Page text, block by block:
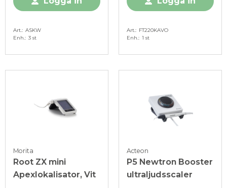
Art. ASKW
Enh. 3 st
Art.
FT220KAVO
Enh. 1 st
Morita
Root ZX mini
Apexlokalisator, Vit
Acteon
P5 Newtron Booster
ultraljudsscaler